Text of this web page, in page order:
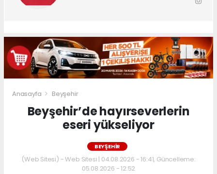
Anasayfa Beyşehir
Beyşehir’de hayırseverlerin
eseri yükseliyor
BEYŞEHIR
(Web Sitesi) - Web Sitesi | 04.08.2026 - 16:41, Güncelleme:
05.08.2026 - 12:52